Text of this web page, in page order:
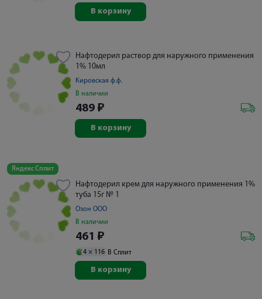
В корзину
Нафтодерил раствор для наружного применения
1% 10мл
Кировская ф.ф.
В наличии
489 ₽
В корзину
Яндекс Сплит
Нафтодерил крем для наружного применения 1%
туба 15г № 1
Озон ООО
В наличии
461 ₽
4 × 116 В Сплит
В корзину